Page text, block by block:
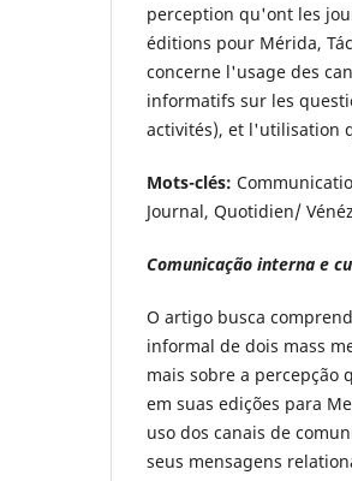
perception qu'ont les
éditions pour Mérida,
concerne l'usage des
informatifs sur les
activités), et l'utilisation
Mots-clés:
Journal, Quotidien/
Comunicação interna e
O artigo busca
informal de dois mass
mais sobre a percepção
em suas edições para
uso dos canais de
seus mensagens